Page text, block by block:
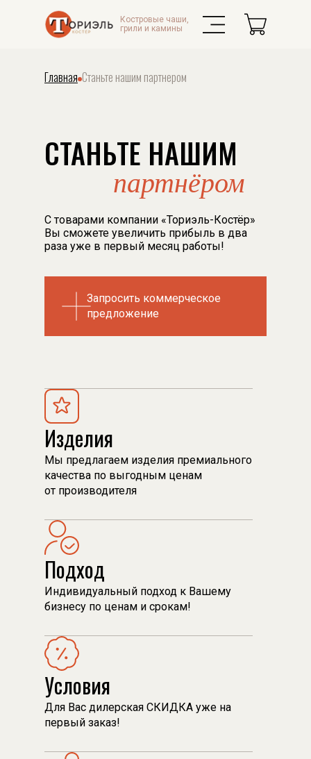
Костровые чаши,
грили и камины
Главная Станьте нашим партнером
С товарами компании «Ториэль-Костёр»
Вы сможете увеличить прибыль в два
раза уже в первый месяц работы!
СТАНЬТЕ НАШИМ
партнёром
Запросить коммерческое
предложение
Запросить коммерческое
предложение
Изделия
Мы предлагаем изделия премиального
качества по выгодным ценам
от производителя
Подход
Индивидуальный подход к Вашему
бизнесу по ценам и срокам!
Условия
Для Вас дилерская СКИДКА уже на
первый заказ!